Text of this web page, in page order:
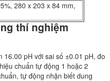
280 x 203 x 84 mm,
thí nghiệm
16.00 pH với sai số ±0.01 pH, đo
chuẩn tự động 1 hoặc 2
tự động nhận biết dung